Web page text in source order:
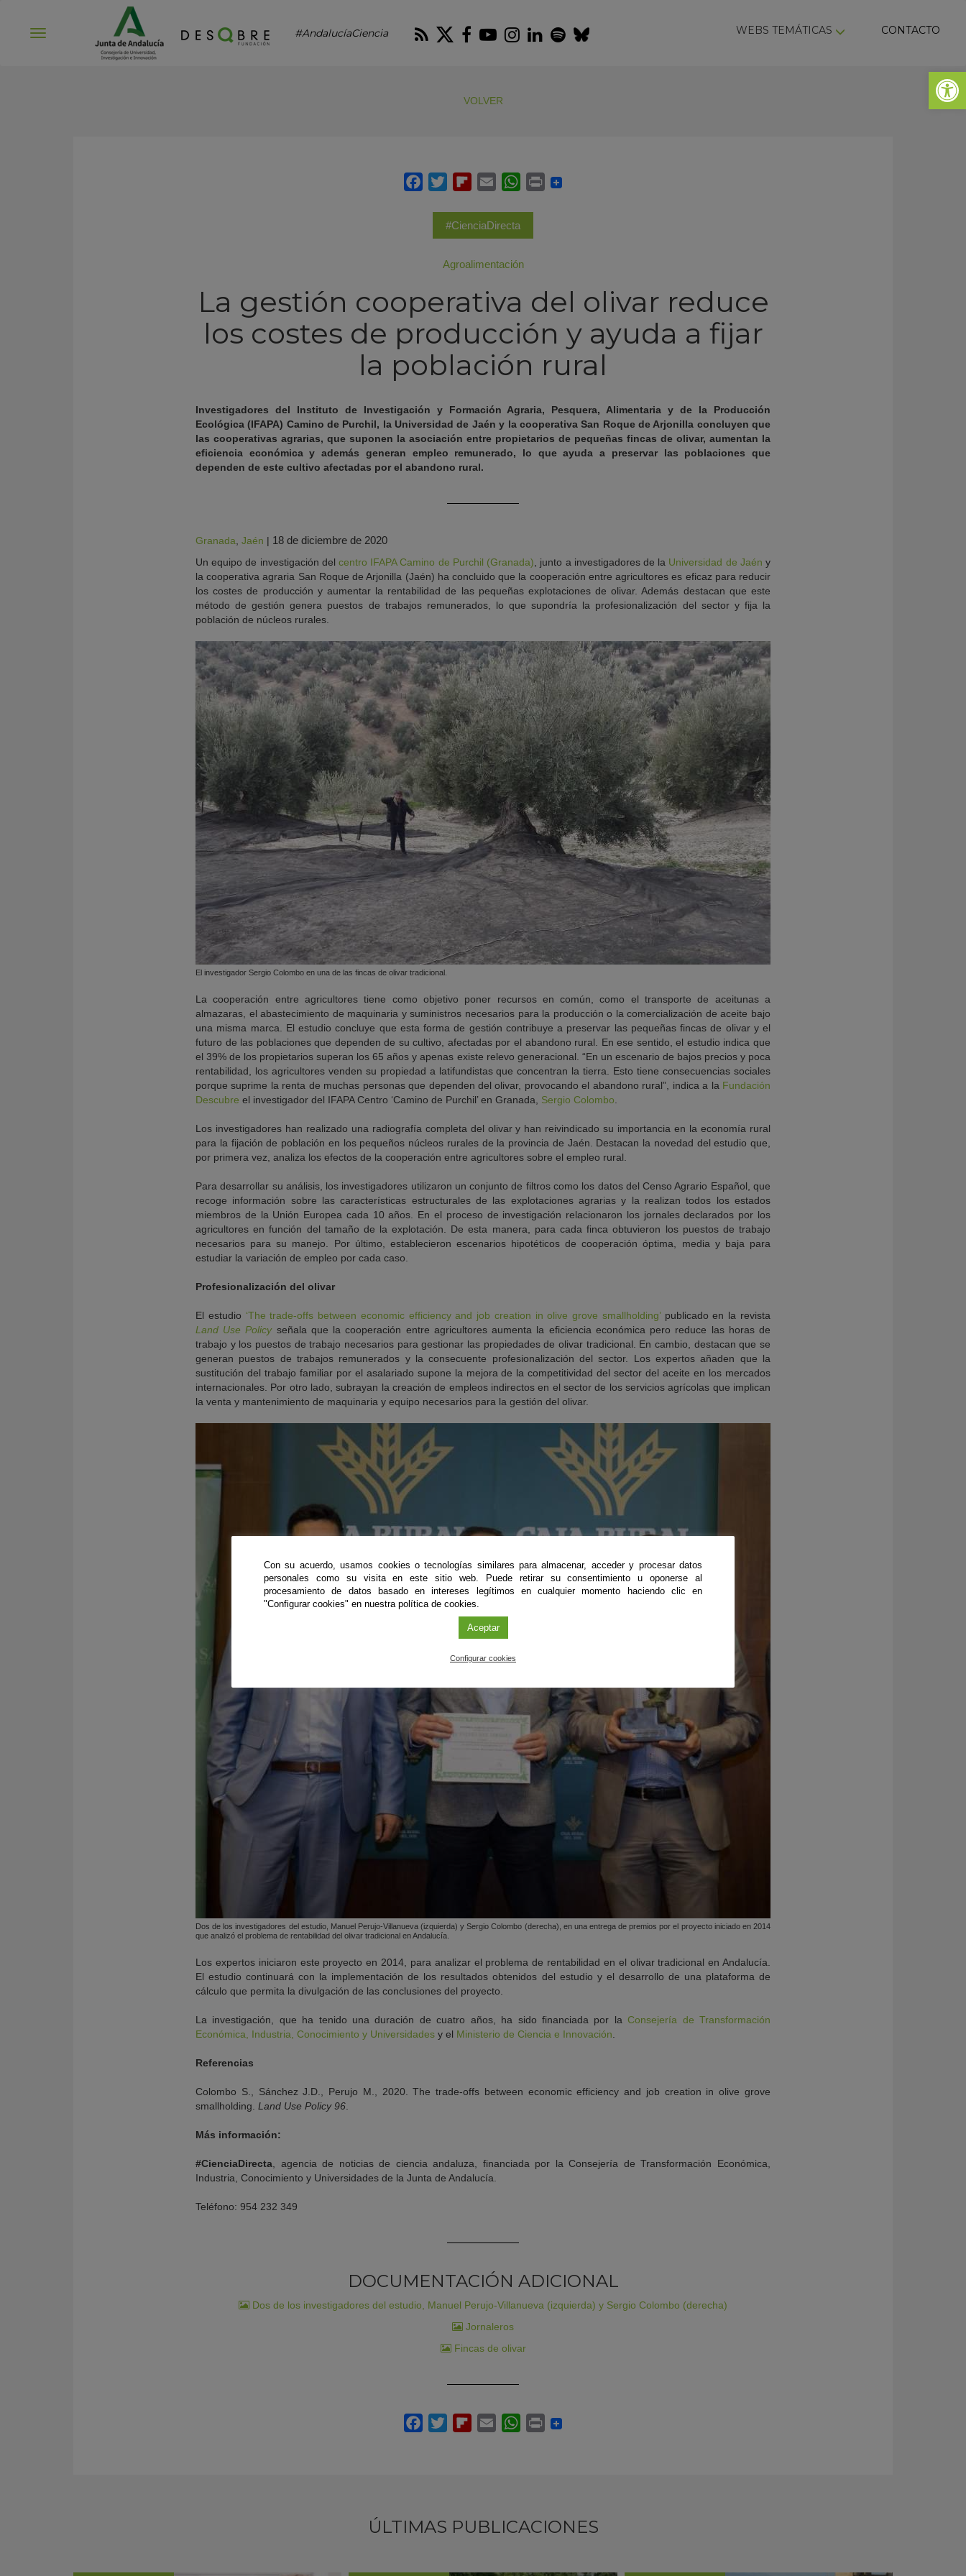
Abrir
#AndalucíaCiencia RSS Twitter
Facebook
Youtube
Instagram
LinkedIn
Spotify
Bluesky WEBS TEMÁTICAS CONTACTO
VOLVER
#CienciaDirecta
Agroalimentación
La gestión cooperativa del olivar reduce
los costes de producción y ayuda a fijar
la población rural
Investigadores del Instituto de Investigación y Formación Agraria, Pesquera, Alimentaria y de la Producción
Ecológica (IFAPA) Camino de Purchil, la Universidad de Jaén y la cooperativa San Roque de Arjonilla concluyen que
las cooperativas agrarias, que suponen la asociación entre propietarios de pequeñas fincas de olivar, aumentan la
eficiencia económica y además generan empleo remunerado, lo que ayuda a preservar las poblaciones que
dependen de este cultivo afectadas por el abandono rural.
Granada Jaén | 18 de diciembre de 2020
Un equipo de investigación delcentro IFAPA Camino de Purchil (Granada) , junto a investigadores de la Universidad de Jaén y
la cooperativa agraria San Roque de Arjonilla (Jaén) ha concluido que la cooperación entre agricultores es eficaz para reducir
los costes de producción y aumentar la rentabilidad de las pequeñas explotaciones de olivar. Además destacan que este
método de gestión genera puestos de trabajos remunerados, lo que supondría la profesionalización del sector y fija la
población de núcleos rurales.
El investigador Sergio Colombo en una de las fincas de olivar tradicional.
La cooperación entre agricultores tiene como objetivo poner recursos en común, como el transporte de aceitunas a
almazaras, el abastecimiento de maquinaria y suministros necesarios para la producción o la comercialización de aceite bajo
una misma marca. El estudio concluye que esta forma de gestión contribuye a preservar las pequeñas fincas de olivar y el
futuro de las poblaciones que dependen de su cultivo, afectadas por el abandono rural. En ese sentido, el estudio indica que
el 39% de los propietarios superan los 65 años y apenas existe relevo generacional. “En un escenario de bajos precios y poca
rentabilidad, los agricultores venden su propiedad a latifundistas que concentran la tierra. Esto tiene consecuencias sociales
porque suprime la renta de muchas personas que dependen del olivar, provocando el abandono rural”, indica a la Fundación
Descubre el investigador del IFAPA Centro ‘Camino de Purchil’ en Granada, Sergio Colombo
Los investigadores han realizado una radiografía completa del olivar y han reivindicado su importancia en la economía rural
para la fijación de población en los pequeños núcleos rurales de la provincia de Jaén. Destacan la novedad del estudio que,
por primera vez, analiza los efectos de la cooperación entre agricultores sobre el empleo rural.
Para desarrollar su análisis, los investigadores utilizaron un conjunto de filtros como los datos del Censo Agrario Español, que
recoge información sobre las características estructurales de las explotaciones agrarias y la realizan todos los estados
miembros de la Unión Europea cada 10 años. En el proceso de investigación relacionaron los jornales declarados por los
agricultores en función del tamaño de la explotación. De esta manera, para cada finca obtuvieron los puestos de trabajo
necesarios para su manejo. Por último, establecieron escenarios hipotéticos de cooperación óptima, media y baja para
estudiar la variación de empleo por cada caso.
Profesionalización del olivar
El estudio ‘The trade-offs between economic efficiency and job creation in olive grove smallholding’publicado en la revista
Land Use Policy señala que la cooperación entre agricultores aumenta la eficiencia económica pero reduce las horas de
trabajo y los puestos de trabajo necesarios para gestionar las propiedades de olivar tradicional. En cambio, destacan que se
generan puestos de trabajos remunerados y la consecuente profesionalización del sector. Los expertos añaden que la
sustitución del trabajo familiar por el asalariado supone la mejora de la competitividad del sector del aceite en los mercados
internacionales. Por otro lado, subrayan la creación de empleos indirectos en el sector de los servicios agrícolas que implican
la venta y mantenimiento de maquinaria y equipo necesarios para la gestión del olivar.
Dos de los investigadores del estudio, Manuel Perujo-Villanueva (izquierda) y Sergio Colombo (derecha), en una entrega de premios por el proyecto iniciado en 2014
que analizó el problema de rentabilidad del olivar tradicional en Andalucía.
Los expertos iniciaron este proyecto en 2014, para analizar el problema de rentabilidad en el olivar tradicional en Andalucía.
El estudio continuará con la implementación de los resultados obtenidos del estudio y el desarrollo de una plataforma de
cálculo que permita la divulgación de las conclusiones del proyecto.
La investigación, que ha tenido una duración de cuatro años, ha sido financiada por laConsejería de Transformación
Económica, Industria, Conocimiento y Universidades y el Ministerio de Ciencia e Innovación
Referencias
Colombo S., Sánchez J.D., Perujo M., 2020.The trade-offs between economic efficiency and job creation in olive grove
smallholding. Land Use Policy 96
Más información:
#CienciaDirecta , agencia de noticias de ciencia andaluza, financiada por la Consejería de Transformación Económica,
Industria, Conocimiento y Universidades de la Junta de Andalucía.
Teléfono: 954 232 349
DOCUMENTACIÓN ADICIONAL
Dos de los investigadores del estudio, Manuel Perujo-Villanueva (izquierda) y Sergio Colombo (derecha)
Jornaleros
Fincas de olivar
ÚLTIMAS PUBLICACIONES
Con su acuerdo, usamos cookies o tecnologías similares para almacenar, acceder y procesar datos
personales como su visita en este sitio web. Puede retirar su consentimiento u oponerse al
procesamiento de datos basado en intereses legítimos en cualquier momento haciendo clic en
"Configurar cookies" en nuestra política de cookies.
Aceptar
Configurar cookies